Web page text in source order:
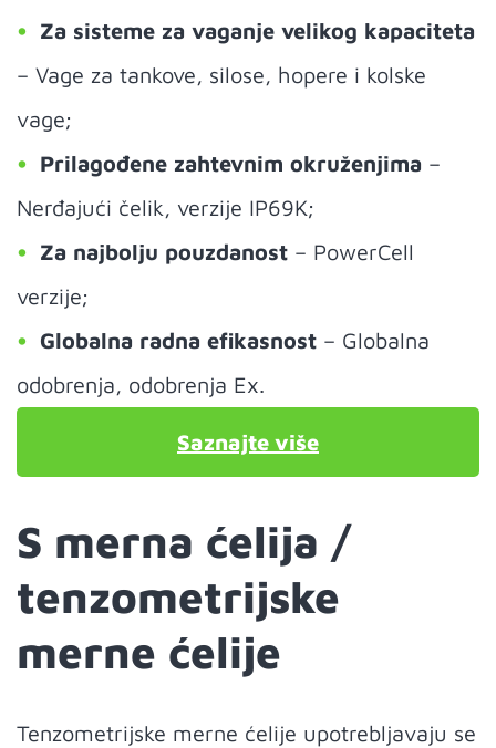
Za sisteme za vaganje velikog kapaciteta
– Vage za tankove, silose, hopere i kolske
vage;
Prilagođene zahtevnim okruženjima –
Nerđajući čelik, verzije IP69K;
Za najbolju pouzdanost – PowerCell
verzije;
Globalna radna efikasnost – Globalna
odobrenja, odobrenja Ex.
Saznajte više
S merna ćelija /
tenzometrijske
merne ćelije
Tenzometrijske merne ćelije upotrebljavaju se